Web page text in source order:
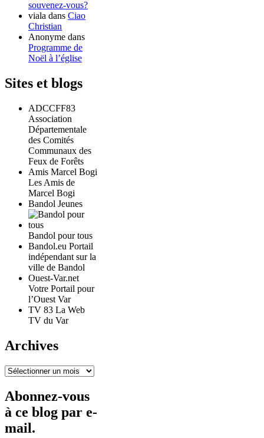
souvenez-vous?
viala dans Ciao
Christian
Anonyme dans
Programme de
Noël à l’église
Sites et blogs
ADCCFF83
Association
Départementale
des Comités
Communaux des
Feux de Forêts
Amis Marcel Bogi
Les Amis de
Marcel Bogi
Bandol Jeunes
Bandol pour tous
Bandol.eu Portail
indépendant sur la
ville de Bandol
Ouest-Var.net
Votre Portail pour
l’Ouest Var
TV 83 La Web
TV du Var
Archives
Archives
Abonnez-vous
à ce blog par e-
mail.